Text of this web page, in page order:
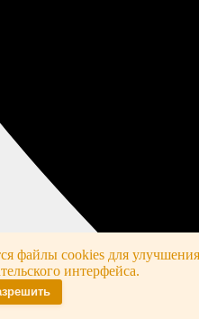
файлы cookies для улучшения
интерфейса.